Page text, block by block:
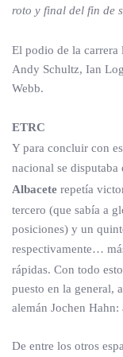
roto y final del fin de
El podio de la
Andy Schultz, Ian
Webb.
ETRC
Y para concluir con
nacional se
Albacete repetía
tercero (que sabía a
posiciones) y un
respectivamente…
rápidas. Con todo
puesto en la general,
alemán Jochen Hahn:
De entre los otros